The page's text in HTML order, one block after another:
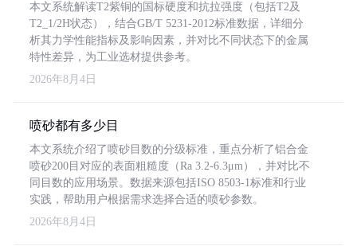
本文系统解读T2紫铜的国标硬度和抗拉强度（包括T2及
T2_1/2H状态），结合GB/T 5231-2012标准数据，详细分
析其力学性能指标及影响因素，并对比不同状态下的金属
特性差异，为工业选材提供参考。
2026年8月4日
喷砂都有多少目
本文系统介绍了喷砂目数的分级标准，重点分析了铝合金
喷砂200目对应的表面粗糙度（Ra 3.2-6.3μm），并对比不
同目数的应用场景。数据来源包括ISO 8503-1标准和行业
实践，帮助用户根据需求选择合适的喷砂参数。
2026年8月4日